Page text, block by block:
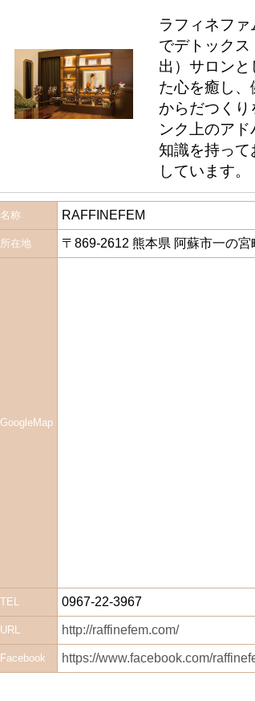
ラフィネファ
でデトックス
出）サロンと
た心を癒し、
からだつくり
ンク上のアド
知識を持って
しています。
名称 RAFFINEFEM
所在地 〒869-2612 熊本県 阿蘇市一の宮
GoogleMap
TEL 0967-22-3967
URL http://raffinefem.com/
Facebook https://www.facebook.com/